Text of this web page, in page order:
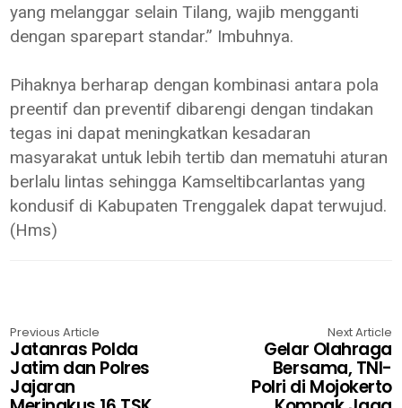
yang melanggar selain Tilang, wajib mengganti
dengan sparepart standar.” Imbuhnya.
Pihaknya berharap dengan kombinasi antara pola
preentif dan preventif dibarengi dengan tindakan
tegas ini dapat meningkatkan kesadaran
masyarakat untuk lebih tertib dan mematuhi aturan
berlalu lintas sehingga Kamseltibcarlantas yang
kondusif di Kabupaten Trenggalek dapat terwujud.
(Hms)
Previous Article
Jatanras Polda
Jatim dan Polres
Jajaran
Next Article
Gelar Olahraga
Bersama, TNI-
Polri di Mojokerto